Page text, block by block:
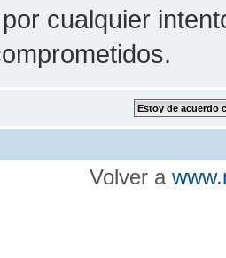
cualquier
Volver a